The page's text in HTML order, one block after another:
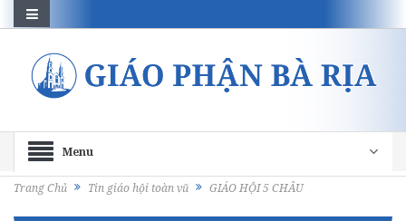
Menu
Trang Chủ Tin giáo hội toàn vũ GIÁO HỘI 5 CHÂU